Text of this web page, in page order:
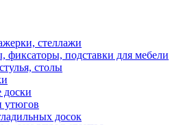
стеллажи
фиксаторы, подставки для мебели
столы
доски
утюгов
досок